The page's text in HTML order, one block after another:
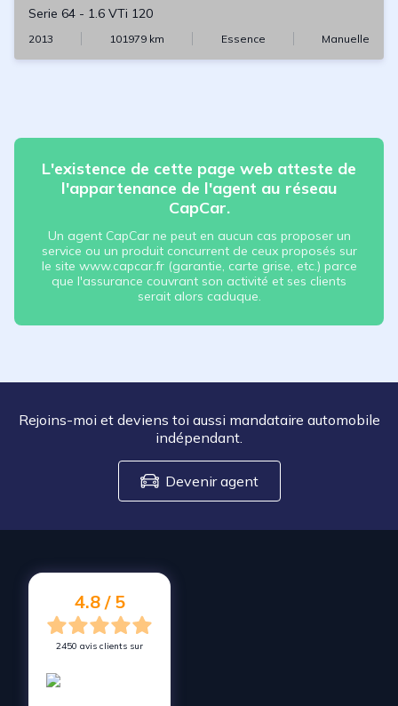
Serie 64 - 1.6 VTi 120
2013 101979 km Essence Manuelle
L'existence de cette page web atteste de
l'appartenance de l'agent au réseau
CapCar.
Un agent CapCar ne peut en aucun cas proposer un
service ou un produit concurrent de ceux proposés sur
le site www.capcar.fr (garantie, carte grise, etc.) parce
que l'assurance couvrant son activité et ses clients
serait alors caduque.
Rejoins-moi et deviens toi aussi mandataire automobile
indépendant.
Devenir agent
4.8 / 5
2450 avis clients sur